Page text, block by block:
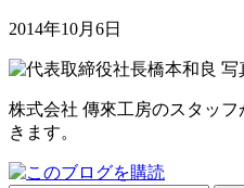
2014年10月6日
株式会社 傳來工房のスタッ
きます。